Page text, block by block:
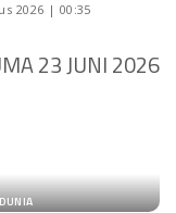
2026 | 00:35